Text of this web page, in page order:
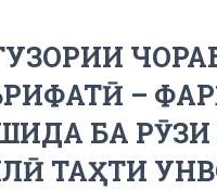
–
БА
ТАҲТИ